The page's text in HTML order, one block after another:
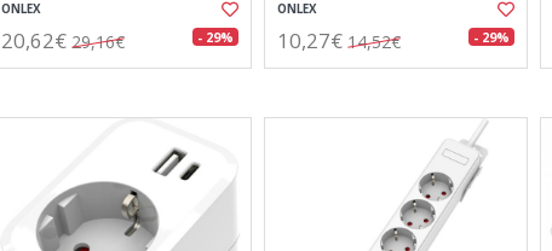
ONLEX
20,62€ 29,16€ - 29%
ONLEX
10,27€ 14,52€ - 29%